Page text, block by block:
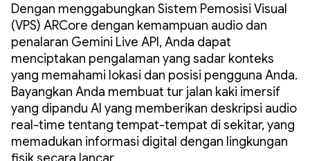
Dengan menggabungkan Sistem Pemosisi Visual
(VPS) ARCore dengan kemampuan audio dan
penalaran Gemini Live API, Anda dapat
menciptakan pengalaman yang sadar konteks
yang memahami lokasi dan posisi pengguna Anda.
Bayangkan Anda membuat tur jalan kaki imersif
yang dipandu AI yang memberikan deskripsi audio
real-time tentang tempat-tempat di sekitar, yang
memadukan informasi digital dengan lingkungan